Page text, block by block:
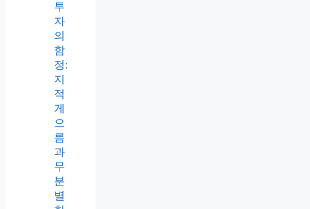
투
자
의
함
정:
지
적
게
으
름
과
무
분
별